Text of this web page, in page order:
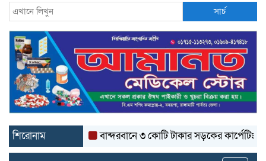
সার্চ
শিরোনাম বান্দরবানে ৩ কোটি টাকার সড়কের কার্পেটিং উঠে